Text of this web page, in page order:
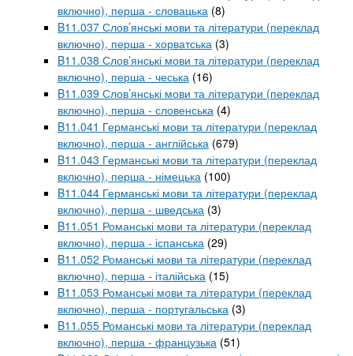
включно), перша - словацька (8)
B11.037 Слов’янські мови та літератури (переклад
включно), перша - хорватська (3)
B11.038 Слов’янські мови та літератури (переклад
включно), перша - чеська (16)
B11.039 Слов’янські мови та літератури (переклад
включно), перша - словенська (4)
B11.041 Германські мови та літератури (переклад
включно), перша - англійська (679)
B11.043 Германські мови та літератури (переклад
включно), перша - німецька (100)
B11.044 Германські мови та літератури (переклад
включно), перша - шведська (3)
B11.051 Романські мови та літератури (переклад
включно), перша - іспанська (29)
B11.052 Романські мови та літератури (переклад
включно), перша - італійська (15)
B11.053 Романські мови та літератури (переклад
включно), перша - португальська (3)
B11.055 Романські мови та літератури (переклад
включно), перша - французька (51)